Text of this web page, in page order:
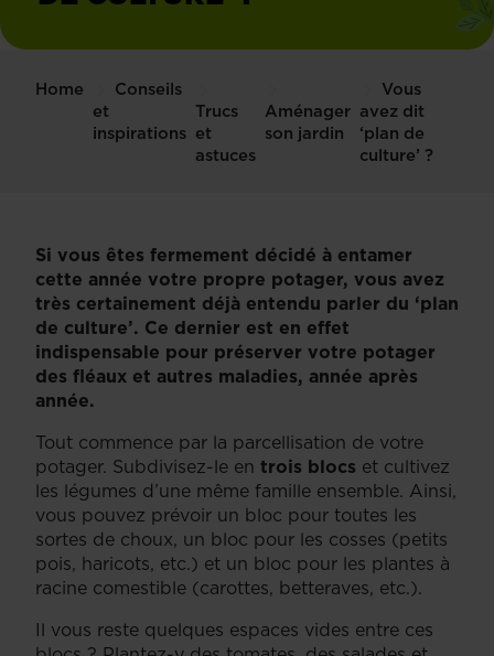
Home
Conseils
et
inspirations
Trucs
et
astuces
Aménager
son jardin
Vous
avez dit
‘plan de
culture’ ?
Si vous êtes fermement décidé à entamer
cette année votre propre potager, vous avez
très certainement déjà entendu parler du ‘plan
de culture’. Ce dernier est en effet
indispensable pour préserver votre potager
des fléaux et autres maladies, année après
année.
Tout commence par la parcellisation de votre
potager. Subdivisez-le en trois blocs et cultivez
les légumes d’une même famille ensemble. Ainsi,
vous pouvez prévoir un bloc pour toutes les
sortes de choux, un bloc pour les cosses (petits
pois, haricots, etc.) et un bloc pour les plantes à
racine comestible (carottes, betteraves, etc.).
Il vous reste quelques espaces vides entre ces